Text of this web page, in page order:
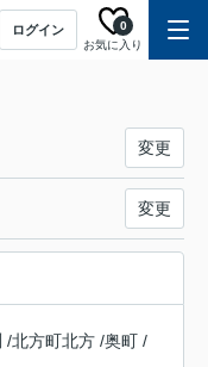
ログイン
お気に入り
0
変更
変更
/北方町北方 /奥町 /